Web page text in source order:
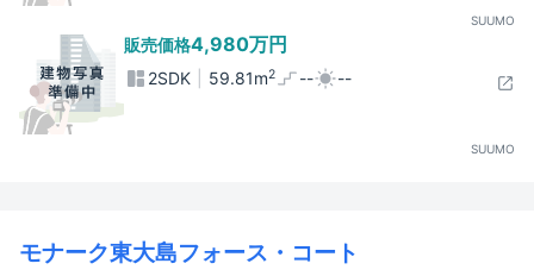
SUUMO
販売価格4,980万円
2SDK 59.81m2 -- --
SUUMO
モナーク東大島フォース・コート